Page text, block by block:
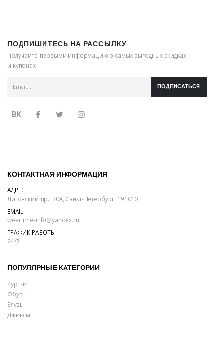
ПОДПИШИТЕСЬ НА РАССЫЛКУ
Получайте первыми информацию о самых выгодных скидках
и купонах.
ПОДПИСАТЬСЯ
ВК
КОНТАКТНАЯ ИНФОРМАЦИЯ
АДРЕС
Лиговский пр., 30А, Санкт-Петербург, 191040
EMAIL
weartime-info@yandex.ru
ГРАФИК РАБОТЫ
24/7
ПОПУЛЯРНЫЕ КАТЕГОРИИ
Куртки
Обувь
Блузы
Джинсы